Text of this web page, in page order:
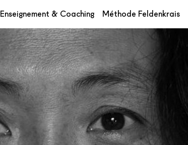
Enseignement & Coaching Méthode Feldenkrais